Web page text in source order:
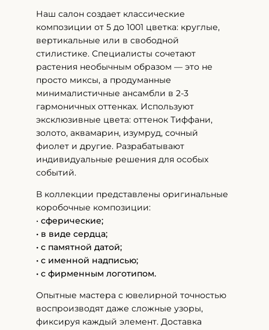
Наш салон создает классические
композиции от 5 до 1001 цветка: круглые,
вертикальные или в свободной
стилистике. Специалисты сочетают
растения необычным образом — это не
просто миксы, а продуманные
минималистичные ансамбли в 2-3
гармоничных оттенках. Используют
эксклюзивные цвета: оттенок Тиффани,
золото, аквамарин, изумруд, сочный
фиолет и другие. Разрабатывают
индивидуальные решения для особых
событий.
В коллекции представлены оригинальные
коробочные композиции:
• сферические;
• в виде сердца;
• с памятной датой;
• с именной надписью;
• с фирменным логотипом.
Опытные мастера с ювелирной точностью
воспроизводят даже сложные узоры,
фиксируя каждый элемент. Доставка